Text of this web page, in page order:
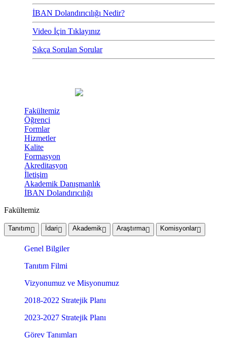
İBAN Dolandırıcılığı Nedir?
Video İçin Tıklayınız
Sıkça Sorulan Sorular
Fakültemiz
Öğrenci
Formlar
Hizmetler
Kalite
Formasyon
Akreditasyon
İletişim
Akademik Danışmanlık
İBAN Dolandırıcılığı
Fakültemiz
Tanıtım İdari Akademik Araştırma Komisyonlar
Genel Bilgiler
Tanıtım Filmi
Vizyonumuz ve Misyonumuz
2018-2022 Stratejik Planı
2023-2027 Stratejik Planı
Görev Tanımları